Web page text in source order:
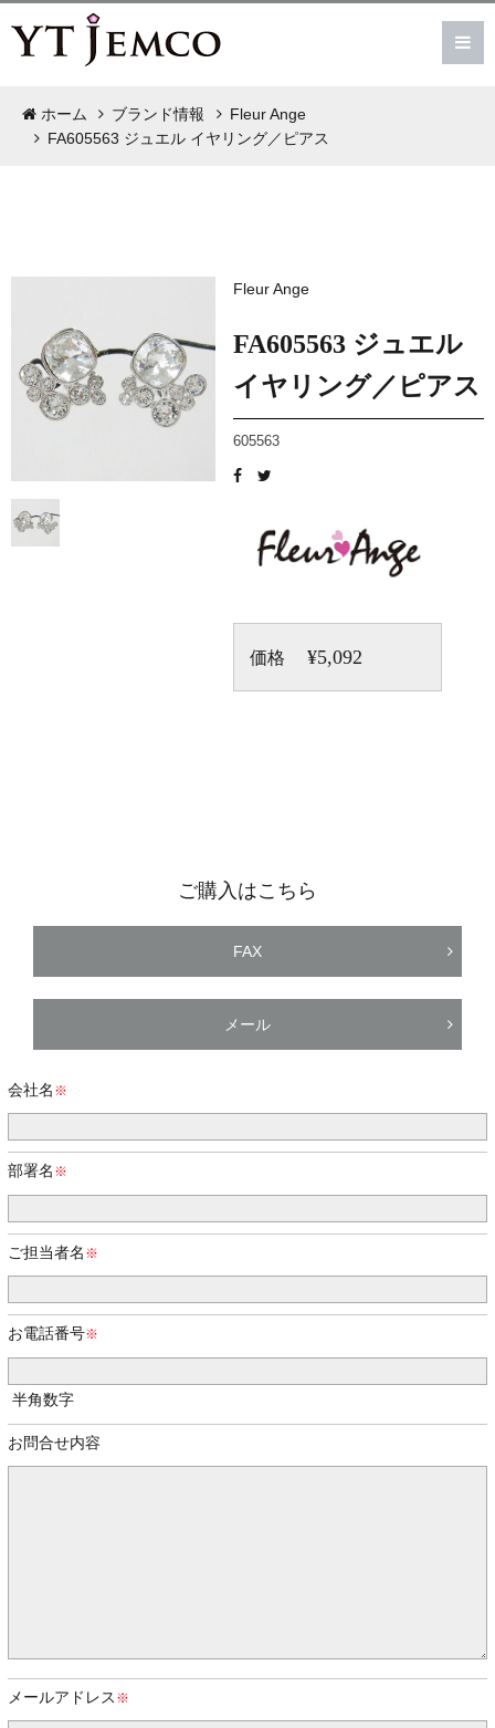
ホーム ブランド情報
Fleur Ange
FA605563 ジュエル イヤリング／ピアス
Fleur Ange
FA605563 ジュエル
イヤリング／ピアス
605563
価格 ¥5,092
ご購入はこちら
FAX
メール
会社名
部署名
ご担当者名
お電話番号
半角数字
お問合せ内容
メールアドレス